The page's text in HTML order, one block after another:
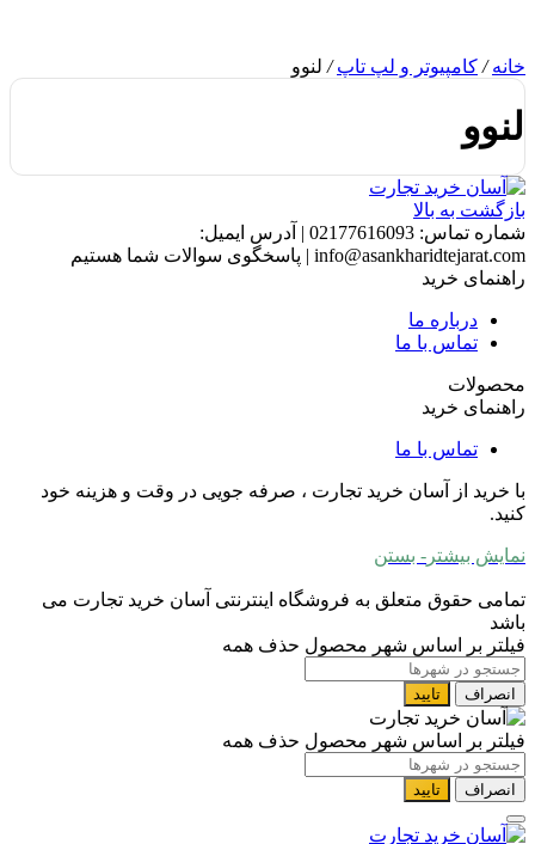
خانه/ کامپیوتر و لپ تاپ/ لنوو
لنوو
بازگشت به بالا
شماره تماس: 02177616093
| آدرس ایمیل:
info@asankharidtejarat.com
| پاسخگوی سوالات شما هستیم
راهنمای خرید
درباره ما
تماس با ما
محصولات
راهنمای خرید
تماس با ما
با خرید از آسان خرید تجارت ، صرفه جویی در وقت و هزینه خود
کنید.
نمایش بیشتر - بستن
تمامی حقوق متعلق به فروشگاه اینترنتی آسان خرید تجارت می
باشد
فیلتر بر اساس شهر محصول حذف همه
انصراف تایید
فیلتر بر اساس شهر محصول حذف همه
انصراف تایید